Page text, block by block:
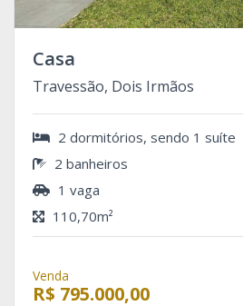
Casa
Travessão, Dois Irmãos
2 dormitórios, sendo 1 suíte
2 banheiros
1 vaga
110,70m²
Venda
R$ 795.000,00